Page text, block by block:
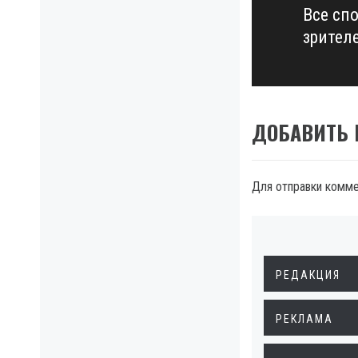
Next
post:
Все
ДОБАВИТЬ
Для отправки
РЕДАКЦИЯ
РЕКЛАМА